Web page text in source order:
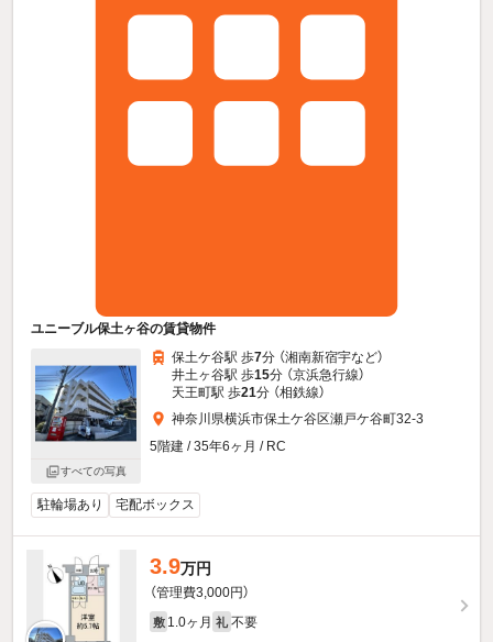
ユニーブル保土ヶ谷の賃貸物件
すべての写真
保土ケ谷駅 歩7分 （湘南新宿宇など）
井土ヶ谷駅 歩15分 （京浜急行線）
天王町駅 歩21分 （相鉄線）
神奈川県横浜市保土ケ谷区瀬戸ケ谷町32-3
5階建 / 35年6ヶ月 / RC
駐輪場あり 宅配ボックス
3.9万円
（管理費3,000円）
敷 1.0ヶ月 礼 不要